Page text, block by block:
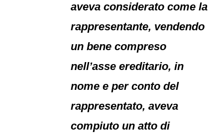
aveva considerato come la
rappresentante, vendendo
un bene compreso
nell’asse ereditario, in
nome e per conto del
rappresentato, aveva
compiuto un atto di